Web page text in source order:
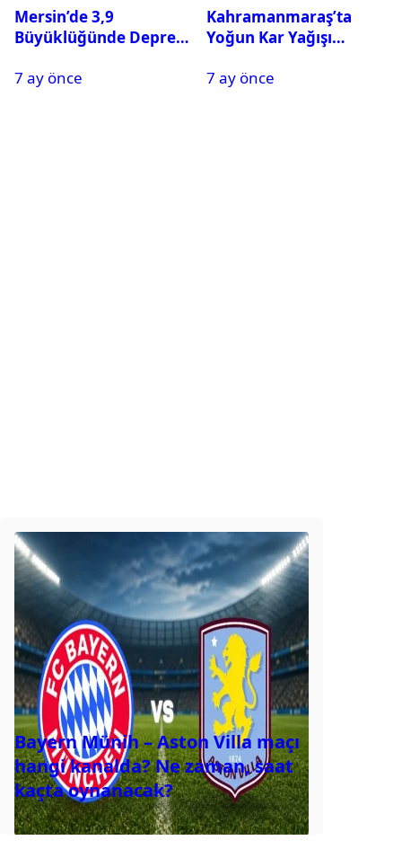
Mersin’de 3,9
Büyüklüğünde Deprem
7 ay önce
Kahramanmaraş’ta
Yoğun Kar Yağışı
Tatil
7 ay önce
Bayern Münih – Aston Villa maçı
hangi kanalda? Ne zaman, saat
kaçta oynanacak?